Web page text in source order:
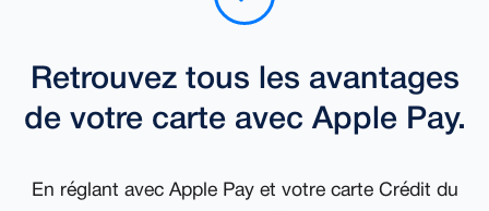
Retrouvez tous les avantages
de votre carte avec Apple Pay.
En réglant avec Apple Pay et votre carte Crédit du